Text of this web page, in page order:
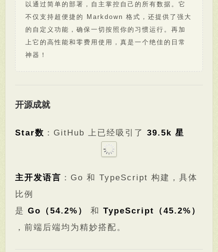
以通过简单的部署，自主掌控自己的所有数据。它
不仅支持超便捷的 Markdown 格式，还提供了强大
的自定义功能，确保一切按照你的习惯运行。再加
上它的高性能和零费用使用，真是一个绝佳的日常
神器！
开源成就
Star数 ：GitHub 上已经吸引了 39.5k 星
主开发语言 ：Go 和 TypeScript 构建，具体
比例
是 Go（54.2%） 和 TypeScript（45.2%）
，前端后端均为精妙搭配。